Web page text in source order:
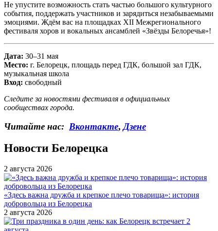
Не упустите возможность стать частью большого культурного
события, поддержать участников и зарядиться незабываемыми
эмоциями. Ждём вас на площадках XII Межрегионального
фестиваля хоров и вокальных ансамблей «Звёзды Белоречья»!
Дата: 30–31 мая
Место: г. Белорецк, площадь перед ГДК, большой зал ГДК,
музыкальная школа
Вход: свободный
Следите за новостями фестиваля в официальных
сообществах города.
Читайте нас: Вконтакте, Дзене
Новости Белорецка
2 августа 2026
«Здесь важна дружба и крепкое плечо товарища»: история
добровольца из Белорецка
2 августа 2026